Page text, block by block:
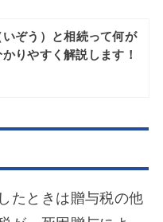
いぞう）と相続って何が
りやすく解説します！
たときは贈与税の他